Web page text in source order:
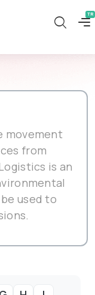
movement
from
is an
used to